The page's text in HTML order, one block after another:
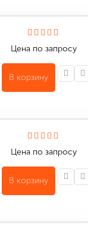
Цена по запросу
В корзину
Цена по запросу
В корзину